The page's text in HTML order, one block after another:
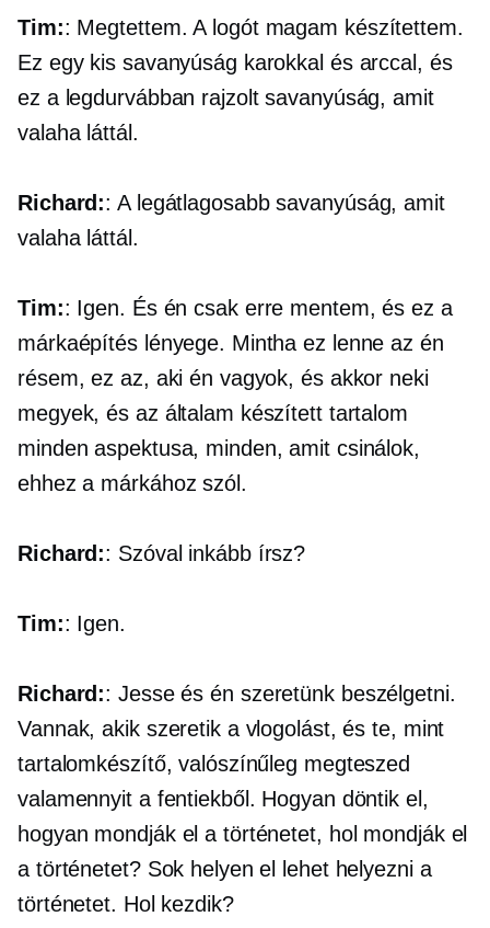
Tim:: Megtettem. A logót magam készítettem.
Ez egy kis savanyúság karokkal és arccal, és
ez a legdurvábban rajzolt savanyúság, amit
valaha láttál.
Richard:: A legátlagosabb savanyúság, amit
valaha láttál.
Tim:: Igen. És én csak erre mentem, és ez a
márkaépítés lényege. Mintha ez lenne az én
résem, ez az, aki én vagyok, és akkor neki
megyek, és az általam készített tartalom
minden aspektusa, minden, amit csinálok,
ehhez a márkához szól.
Richard:: Szóval inkább írsz?
Tim:: Igen.
Richard:: Jesse és én szeretünk beszélgetni.
Vannak, akik szeretik a vlogolást, és te, mint
tartalomkészítő, valószínűleg megteszed
valamennyit a fentiekből. Hogyan döntik el,
hogyan mondják el a történetet, hol mondják el
a történetet? Sok helyen el lehet helyezni a
történetet. Hol kezdik?